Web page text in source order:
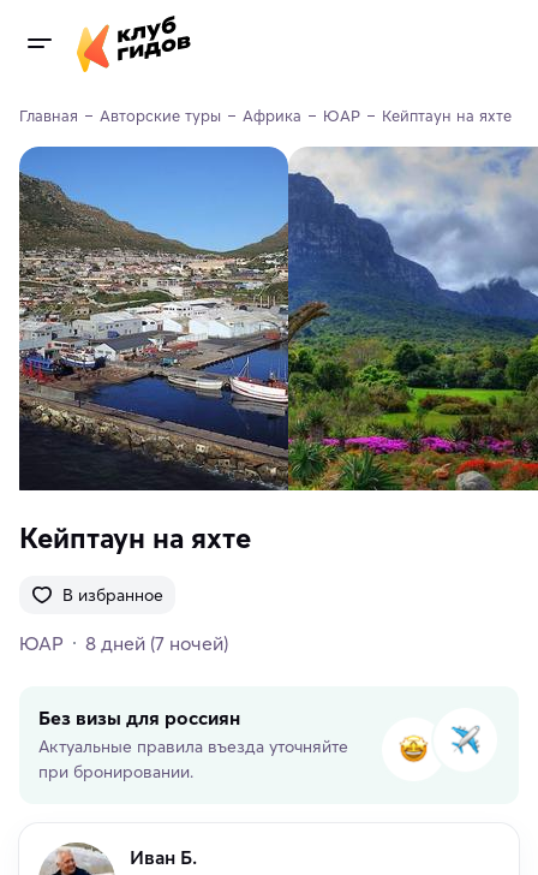
Главная Авторские туры Африка ЮАР Кейптаун на яхте
Кейптаун на яхте
В избранное
ЮАР 8 дней (7 ночей)
Без визы для россиян
Актуальные правила въезда уточняйте
при бронировании.
Иван Б.